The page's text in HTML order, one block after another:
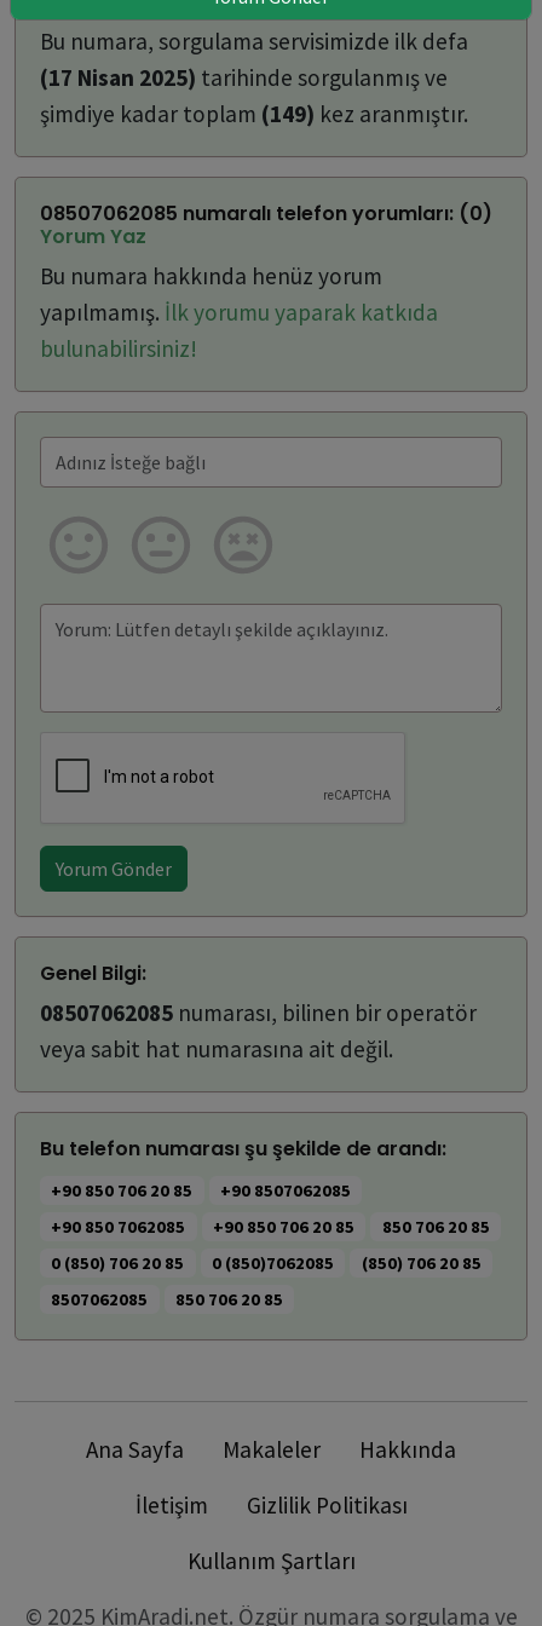
Bu numara, sorgulama servisimizde ilk defa
(17 Nisan 2025) tarihinde sorgulanmış ve
şimdiye kadar toplam (149) kez aranmıştır.
08507062085 numaralı telefon yorumları: (0)
Yorum Yaz
Bu numara hakkında henüz yorum
yapılmamış. İlk yorumu yaparak katkıda
bulunabilirsiniz!
Yorum Gönder
Genel Bilgi:
08507062085 numarası, bilinen bir operatör
veya sabit hat numarasına ait değil.
Bu telefon numarası şu şekilde de arandı:
+90 850 706 20 85
+90 8507062085
+90 850 7062085
+90 850 706 20 85
850 706 20 85
0 (850) 706 20 85
0 (850)7062085
(850) 706 20 85
8507062085
850 706 20 85
Ana Sayfa Makaleler
Hakkında
İletişim
Gizlilik Politikası
Kullanım Şartları
© 2025 KimAradi.net. Özgür numara sorgulama ve